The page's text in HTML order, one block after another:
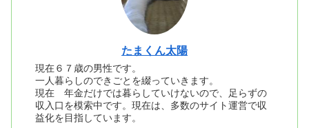
たまくん太陽
現在６７歳の男性です。
一人暮らしのできごとを綴っていきます。
現在 年金だけでは暮らしていけないので、足らずの
収入口を模索中です。現在は、多数のサイト運営で収
益化を目指しています。